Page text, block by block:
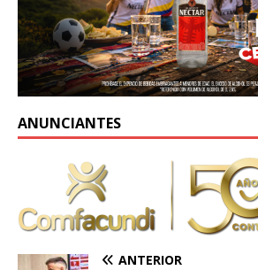
ANUNCIANTES
ANTERIOR